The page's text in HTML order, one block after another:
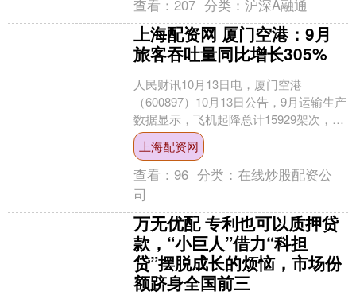
查看：207 分类：沪深A融通
上海配资网 厦门空港：9月
旅客吞吐量同比增长305%
人民财讯10月13日电，厦门空港
（600897）10月13日公告，9月运输生产
数据显示，飞机起降总计15929架次，同
比增长0.66%；旅客吞吐量231.13万....
上海配资网
查看：96 分类：在线炒股配资公
司
万无优配 专利也可以质押贷
款，“小巨人”借力“科担
贷”摆脱成长的烦恼，市场份
额跻身全国前三